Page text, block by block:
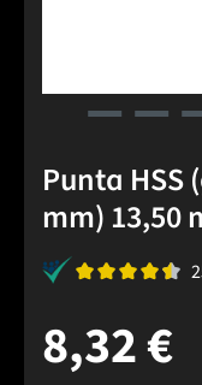
Punta
mm) 13,50
8,32 €